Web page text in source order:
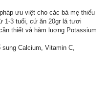
ưu việt cho các bà mẹ thiếu
1-3 tuổi, cứ ăn 20gr lá tươi
thiết và hàm luợng Potassium
Calcium, Vitamin C,